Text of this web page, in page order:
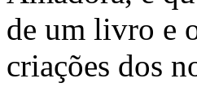
de um livro e
criações dos